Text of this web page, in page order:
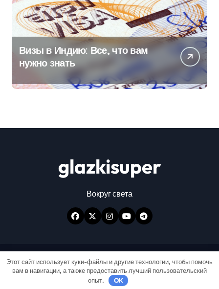
Визы в Индию: Все, что вам
нужно знать
glazkisuper
Вокруг света
Авторские права © Все права защищены|
NewspaperupотThemeansar.
Этот сайт использует куки-файлы и другие технологии, чтобы помочь
вам в навигации, а также предоставить лучший пользовательский
опыт.
OK